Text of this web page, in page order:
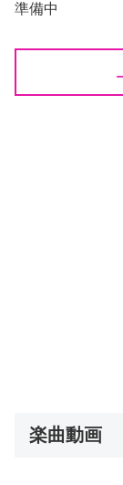
準備中
楽曲動画